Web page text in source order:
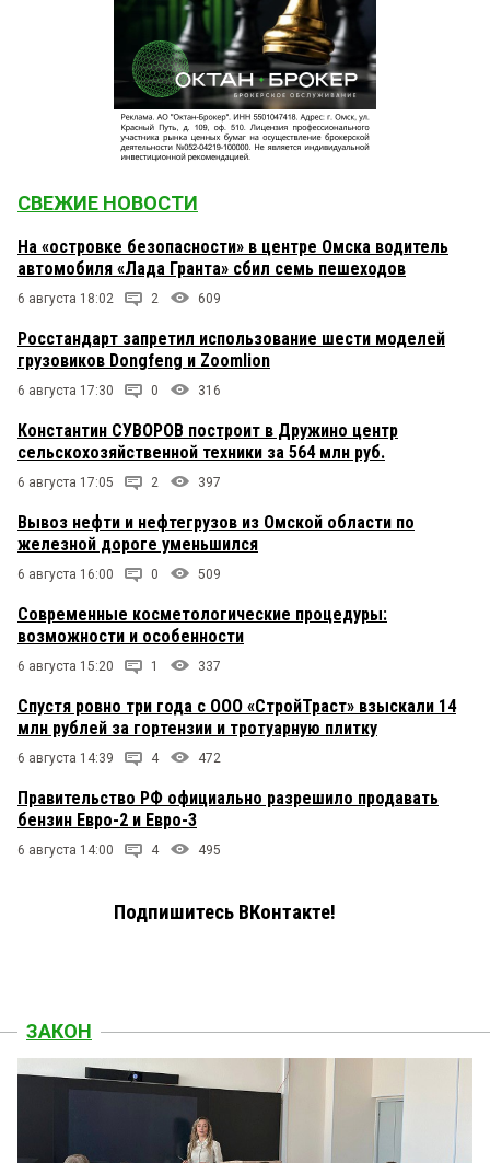
СВЕЖИЕ НОВОСТИ
На «островке безопасности» в центре Омска водитель
автомобиля «Лада Гранта» сбил семь пешеходов
6 августа 18:02 2 609
Росстандарт запретил использование шести моделей
грузовиков Dongfeng и Zoomlion
6 августа 17:30 0 316
Константин СУВОРОВ построит в Дружино центр
сельскохозяйственной техники за 564 млн руб.
6 августа 17:05 2 397
Вывоз нефти и нефтегрузов из Омской области по
железной дороге уменьшился
6 августа 16:00 0 509
Современные косметологические процедуры:
возможности и особенности
6 августа 15:20 1 337
Спустя ровно три года с ООО «СтройТраст» взыскали 14
млн рублей за гортензии и тротуарную плитку
6 августа 14:39 4 472
Правительство РФ официально разрешило продавать
бензин Евро-2 и Евро-3
6 августа 14:00 4 495
Подпишитесь ВКонтакте!
ЗАКОН